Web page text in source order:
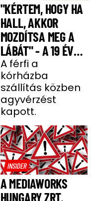
"KÉRTEM, HOGY HA
HALL, AKKOR
MOZDÍTSA MEG A
LÁBÁT" - A 19 ÉVES
BENCE HÓNAPOKIG
KÓMÁBAN FEKÜDT
A BALESETE UTÁN
A férfi a
kórházba
szállítás közben
agyvérzést
kapott.
INSIDER
A MEDIAWORKS
HUNGARY ZRT.